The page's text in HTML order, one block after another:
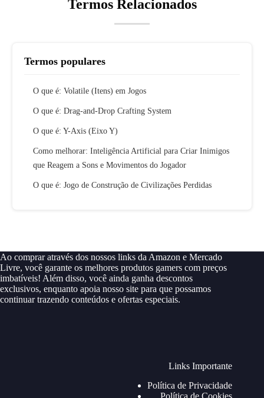
Termos Relacionados
Termos populares
O que é: Volatile (Itens) em Jogos
O que é: Drag-and-Drop Crafting System
O que é: Y-Axis (Eixo Y)
Como melhorar: Inteligência Artificial para Criar Inimigos
que Reagem a Sons e Movimentos do Jogador
O que é: Jogo de Construção de Civilizações Perdidas
Ao comprar através dos nossos links da Amazon e Mercado
Livre, você garante os melhores produtos gamers com preços
imbatíveis! Além disso, você ainda ganha descontos
exclusivos, enquanto apoia nosso site para que possamos
continuar trazendo conteúdos e ofertas especiais.
Links Importante
Política de Privacidade
Política de Cookies